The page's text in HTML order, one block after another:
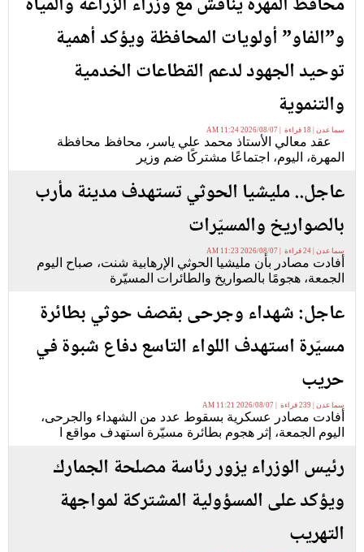
و”الفاو” أولويات المحافظة ويؤكد أهمية
توحيد الجهود لدعم القطاعات الخدمية
والتنموية
سما عدن | 18 قراءة | 2026/08/07 11:24 AM
عقد معالي الأستاذ محمد علي ياسر، محافظ محافظة
المهرة، اليوم، اجتماعًا مشتركًا ضم وزير
عاجل.. مليشيا الحوثي تستهدف مدينة مأرب
بالصواريخ والمسيّرات
سما عدن | 24 قراءة | 2026/08/07 11:23 AM
أفادت مصادر بأن مليشيا الحوثي الإرهابية شنت، صباح اليوم
الجمعة، هجومًا بالصواريخ والطائرات المسيّرة
عاجل: شهداء وجرحى بقصف حوثي بطائرة
مسيّرة استهدف اللواء التاسع دفاع شبوة في
حريب
سما عدن | 239 قراءة | 2026/08/07 11:21 AM
أفادت مصادر عسكرية بسقوط عدد من الشهداء والجرحى،
اليوم الجمعة، إثر هجوم بطائرة مسيّرة استهدف مواقع ا
رئيس الوزراء يزور رئاسة مصلحة الجمارك
ويؤكد على المسؤولية المشتركة لمواجهة
التهريب